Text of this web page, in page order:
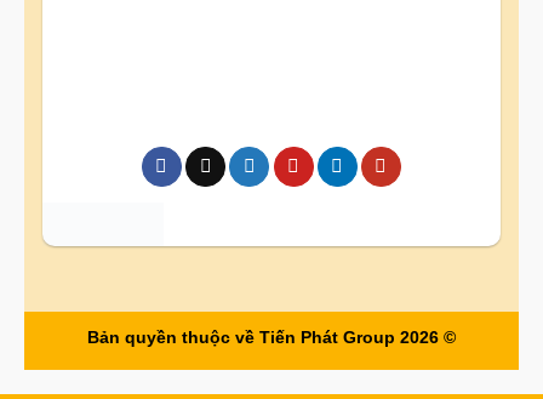
Bản quyền thuộc về Tiến Phát Group 2026 ©